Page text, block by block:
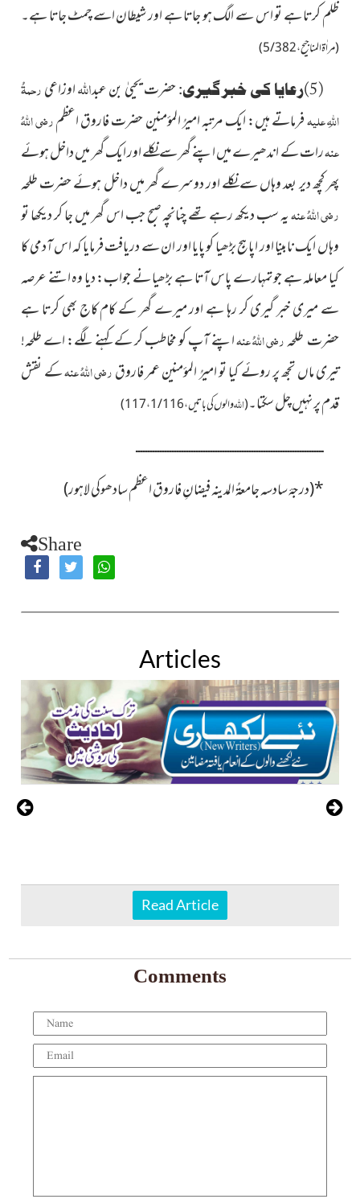
ظلم کرتا ہے تو اس سے الگ ہو جاتا ہے اور شیطان اسے چمٹ جاتا ہے۔
(مراٰة المناجیح، 5/382)
(5)رعایا کی خبر گیری:
حضرت یحییٰ بن عبداللہاوزاعیرحمۃُ
اللہِ علیہفرماتے ہیں: ایک مرتبہ امیرُ المؤمنین حضرت فاروق اعظمرضی اللہُ
عنہرات کے اندھیرے میں اپنے گھر سے نکلے اور ایک گھر میں داخل ہوئے
پھر کچھ دیر بعد وہاں سے نکلے اور دوسرے گھر میں داخل ہوئے حضرت طلحہ
رضی اللہُ عنہیہ سب دیکھ رہے تھے چنانچہ صبح جب اس گھر میں جا کر دیکھا تو
وہاں ایک نابینا اور اپاہج بڑھیا کو پایا اور ان سے دریافت فرمایا کہ اس آدمی کا
کیا معاملہ ہے جو تمہارے پاس آتا ہے بڑھیا نے جواب: دیا وہ اتنے عرصہ
سے میری خبر گیری کر رہا ہے اور میرے گھر کے کام کاج بھی کرتا ہے
حضرت طلحہرضی اللہُ عنہاپنے آپ کو مخاطب کر کے کہنے لگے: اے طلحہ!
تیری ماں تجھ پر روئے کیا تو امیرُ المؤمنین عمر فاروقرضی اللہُ عنہکے نقش
قدم پر نہیں چل سکتا۔(اللہوالوں کی باتیں، 1/116، 117)
ــــــــــــــــــــــــــــــــــــــــــــــــــــــــــــــــــــــــــــــ
*(درجۂ سادسہ جامعۃُ المدینہ فیضانِ فاروق اعظم سادھوکی لاہور)
Share
Articles
Read Article
Comments